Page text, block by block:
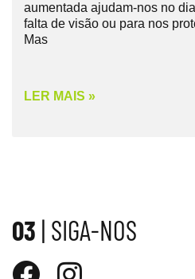
aumentada ajudam-nos no
falta de visão ou para nos
Mas
LER MAIS »
03 | SIGA-NOS